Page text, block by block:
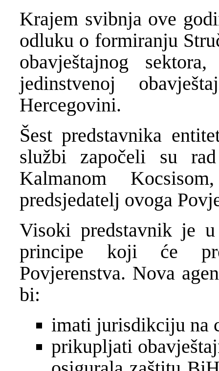
Krajem svibnja ove
odluku o formiranju
obavještajnog
jedinstvenoj
Hercegovini.
Šest predstavnika
službi započeli su
Kalmanom
predsjedatelj ovoga
Visoki predstavnik je
principe koji će
Povjerenstva. Nova
bi:
imati jurisdikciju
prikupljati